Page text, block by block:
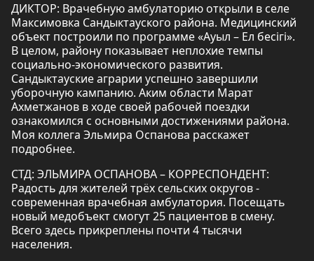
ДИКТОР: Врачебную амбулаторию открыли в селе
Максимовка Сандыктауского района. Медицинский
объект построили по программе «Ауыл – Ел бесігі».
В целом, району показывает неплохие темпы
социально-экономического развития.
Сандыктауские аграрии успешно завершили
уборочную кампанию. Аким области Марат
Ахметжанов в ходе своей рабочей поездки
ознакомился с основными достижениями района.
Моя коллега Эльмира Оспанова расскажет
подробнее.
СТД: ЭЛЬМИРА ОСПАНОВА – КОРРЕСПОНДЕНТ:
Радость для жителей трёх сельских округов -
современная врачебная амбулатория. Посещать
новый медобъект смогут 25 пациентов в смену.
Всего здесь прикреплены почти 4 тысячи
населения.